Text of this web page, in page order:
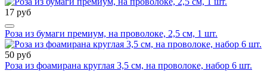
17 руб
Роза из бумаги премиум, на проволоке, 2,5 см, 1 шт.
50 руб
Роза из фоамирана круглая 3,5 см, на проволоке, набор 6 шт.